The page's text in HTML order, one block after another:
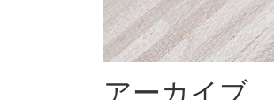
アーカイブ